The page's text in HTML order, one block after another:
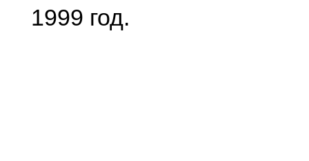
1999 год.